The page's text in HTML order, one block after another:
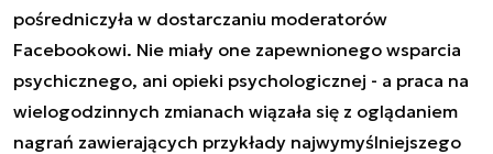
pośredniczyła w dostarczaniu moderatorów
Facebookowi. Nie miały one zapewnionego wsparcia
psychicznego, ani opieki psychologicznej - a praca na
wielogodzinnych zmianach wiązała się z oglądaniem
nagrań zawierających przykłady najwymyślniejszego